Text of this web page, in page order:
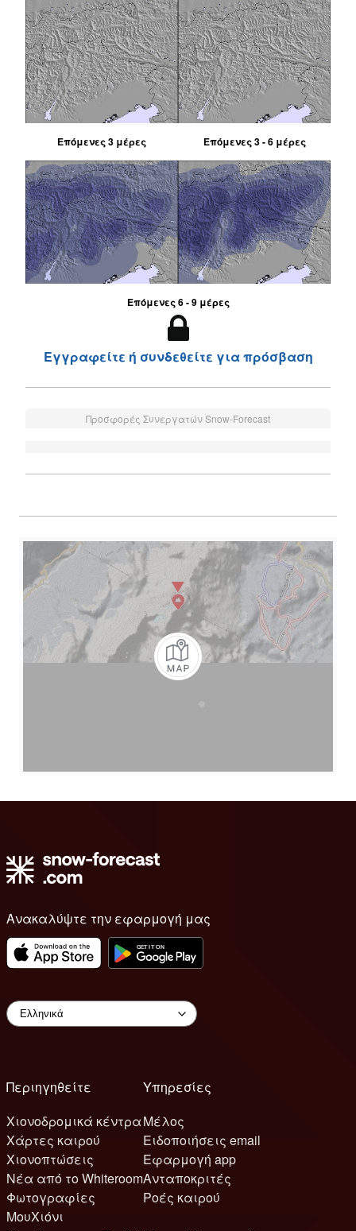
Επόμενες 3 μέρες Επόμενες 3 - 6 μέρες
Επόμενες 6 - 9 μέρες
Εγγραφείτε ή συνδεθείτε για πρόσβαση
Προσφορές Συνεργατών Snow-Forecast
Ανακαλύψτε την εφαρμογή μας
Περιηγηθείτε
Χιονοδρομικά κέντρα
Χάρτες καιρού
Χιονοπτώσεις
Νέα από το Whiteroom
Φωτογραφίες
ΜουΧιόνι
Υπηρεσίες
Μέλος
Ειδοποιήσεις email
Εφαρμογή app
Ανταποκριτές
Ροές καιρού